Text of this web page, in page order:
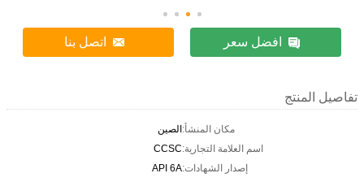
افضل سعر اتصل بنا
تفاصيل المنتج
مكان المنشأ:الصين
اسم العلامة التجارية:CCSC
إصدار الشهادات:API 6A